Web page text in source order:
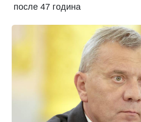
после 47 година